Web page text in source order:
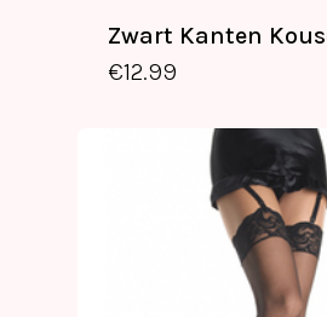
Zwart Kanten
€12.99
€ 12.99